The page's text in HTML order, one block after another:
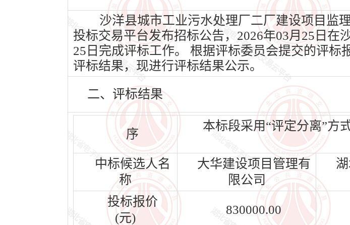
沙洋县城市工业污水处理厂二厂建设项目监
投标交易平台发布招标公告，2026年03月25日在
25日完成评标工作。 根据评标委员会提交的评
评标结果，现进行评标结果公示。
二、评标结果
序
本标段采用“评定分离”方
中标候选人名
称
大华建设项目管理有
限公司
投标报价
(元)
830000.00